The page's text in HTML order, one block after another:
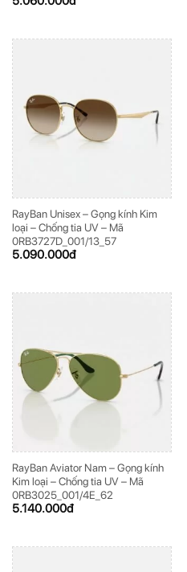
RayBan Unisex – Gọng kính Kim
loại – Chống tia UV – Mã
0RB3727D_001/13_57
5.090.000đ
RayBan Aviator Nam – Gọng kính
Kim loại – Chống tia UV – Mã
0RB3025_001/4E_62
5.140.000đ